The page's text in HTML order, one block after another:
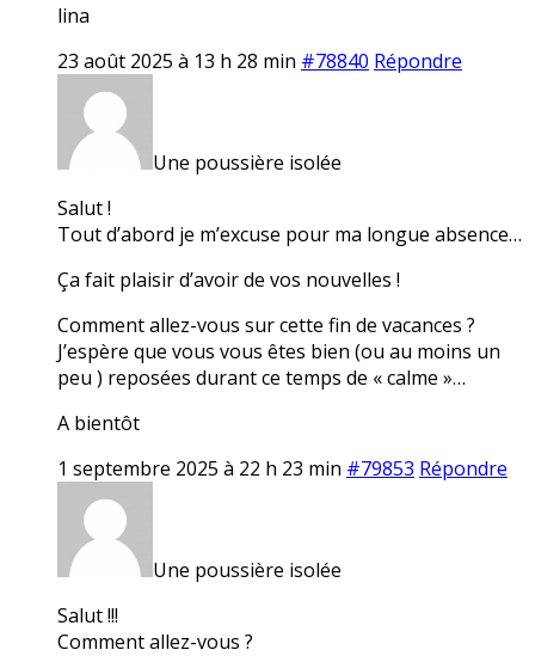
lina
23 août 2025 à 13 h 28 min #78840 Répondre
Une poussière isolée
Salut !
Tout d’abord je m’excuse pour ma longue absence…
Ça fait plaisir d’avoir de vos nouvelles !
Comment allez-vous sur cette fin de vacances ?
J’espère que vous vous êtes bien (ou au moins un
peu ) reposées durant ce temps de « calme »…
A bientôt
1 septembre 2025 à 22 h 23 min #79853 Répondre
Une poussière isolée
Salut !!!
Comment allez-vous ?